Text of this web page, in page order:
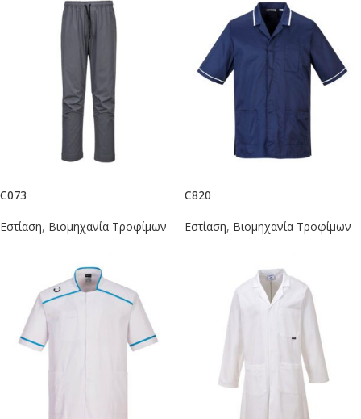
C073
Εστίαση, Βιομηχανία Τροφίμων
C820
Εστίαση, Βιομηχανία Τροφίμων